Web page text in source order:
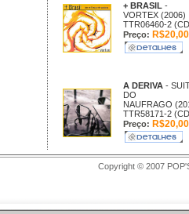
+ BRASIL -
VORTEX (2006)
TTR06460-2
Preço: R$20,00
A DERIVA -
DO
NAUFRAGO
TTR58171-2
Preço: R$20,00
Copyright © 2007